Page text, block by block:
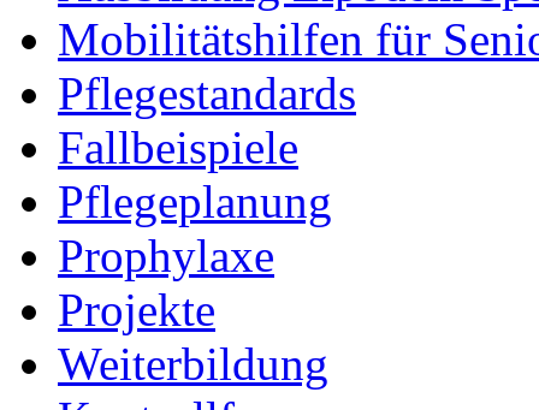
Mobilitätshilfen für
Pflegestandards
Fallbeispiele
Pflegeplanung
Prophylaxe
Projekte
Weiterbildung